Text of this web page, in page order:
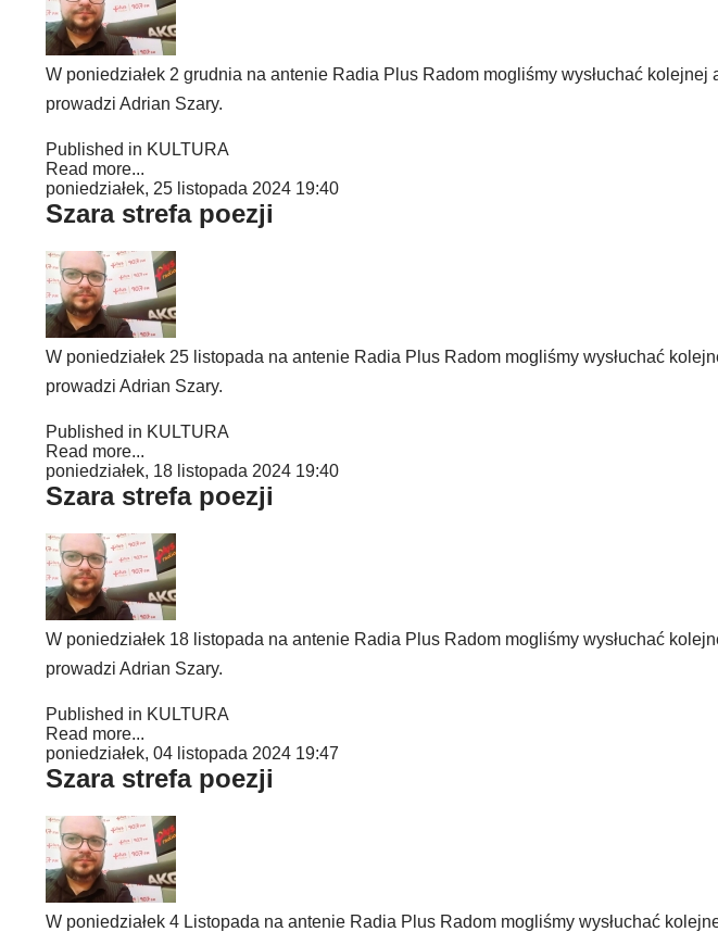
W poniedziałek 2 grudnia na antenie Radia Plus Radom mogliśmy wysłuchać kolejnej
prowadzi Adrian Szary.
Published in KULTURA
Read more...
poniedziałek, 25 listopada 2024 19:40
Szara strefa poezji
W poniedziałek 25 listopada na antenie Radia Plus Radom mogliśmy wysłuchać
prowadzi Adrian Szary.
Published in KULTURA
Read more...
poniedziałek, 18 listopada 2024 19:40
Szara strefa poezji
W poniedziałek 18 listopada na antenie Radia Plus Radom mogliśmy wysłuchać
prowadzi Adrian Szary.
Published in KULTURA
Read more...
poniedziałek, 04 listopada 2024 19:47
Szara strefa poezji
W poniedziałek 4 Listopada na antenie Radia Plus Radom mogliśmy wysłuchać